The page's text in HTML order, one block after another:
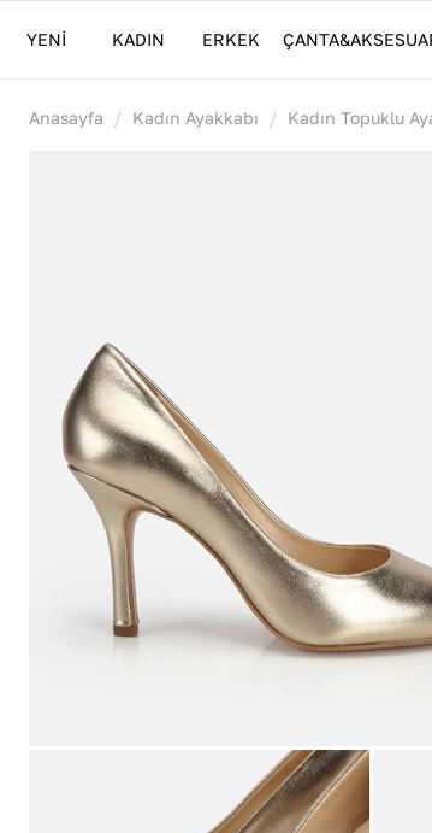
YENİ KADIN ERKEK
Anasayfa / Kadın Ayakkabı / Kadın Topuklu